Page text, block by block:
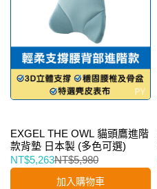
EXGEL THE OWL 貓頭鷹進階
款背墊 日本製 (多色可選)
NT$5,263NT$5,980
加入購物車